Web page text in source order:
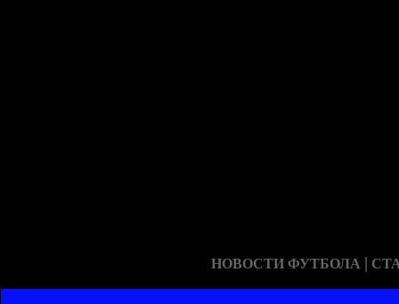
НОВОСТИ ФУТБОЛА |